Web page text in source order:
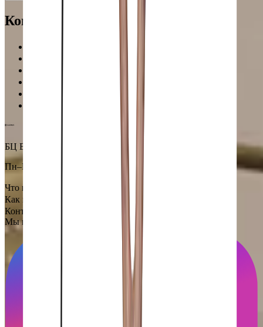
Команда Globus гарантирует
Проверенные экспертами поставщики
100% материальная ответственность
Лучшие цены на рынке
Уверенность в качестве продукции
БЦ Ванкэ, Фошань, Гуандун, Китай
Пн–Пт 5:00–14:00 (Мск)
Что посмотреть
Как всё устроено
Контакты
Мы в социальных сетях